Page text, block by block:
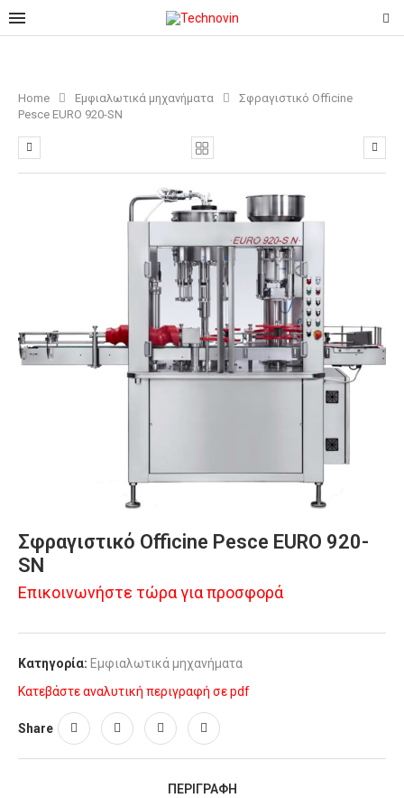
Home Εμφιαλωτικά μηχανήματα
Σφραγιστικό Οfficine
Pesce EURO 920-SN
Σφραγιστικό Οfficine Pesce EURO 920-
SN
Επικοινωνήστε τώρα για προσφορά
Κατηγορία: Εμφιαλωτικά μηχανήματα
Κατεβάστε αναλυτική περιγραφή σε pdf
Share
ΠΕΡΙΓΡΑΦΉ